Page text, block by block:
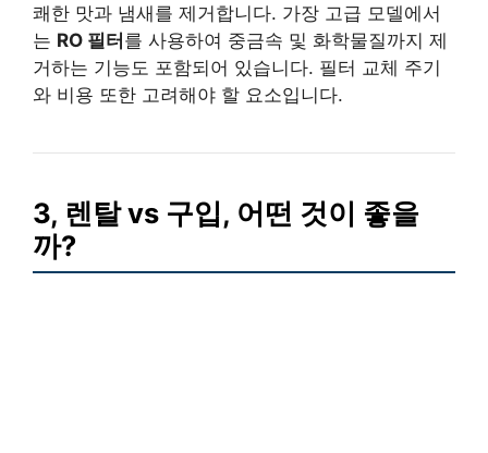
쾌한 맛과 냄새를 제거합니다. 가장 고급 모델에서
는 RO 필터를 사용하여 중금속 및 화학물질까지 제
거하는 기능도 포함되어 있습니다. 필터 교체 주기
와 비용 또한 고려해야 할 요소입니다.
3, 렌탈 vs 구입, 어떤 것이 좋을
까?